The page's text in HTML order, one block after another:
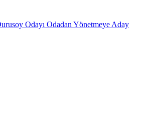
Odayı Odadan Yönetmeye Aday